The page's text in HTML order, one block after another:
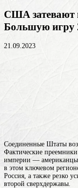
США затевают
Большую игру
21.09.2023
Соединенные Штаты
Фактические
империи — американцы
в этом ключевом
Россия, а также резко
второй сверхдержавы.